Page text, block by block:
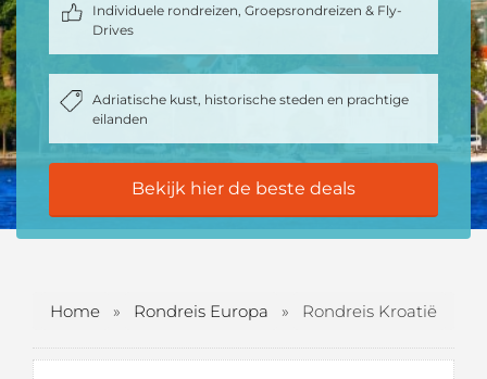
Individuele rondreizen, Groepsrondreizen & Fly-
Drives
Adriatische kust, historische steden en prachtige
eilanden
Bekijk hier de beste deals
Home » Rondreis Europa » Rondreis Kroatië